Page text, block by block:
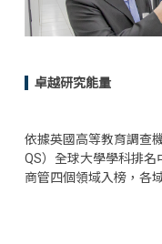
卓越研究能量
依據英國高等教育調查
QS）全球大學學科排
商管四個領域入榜，各